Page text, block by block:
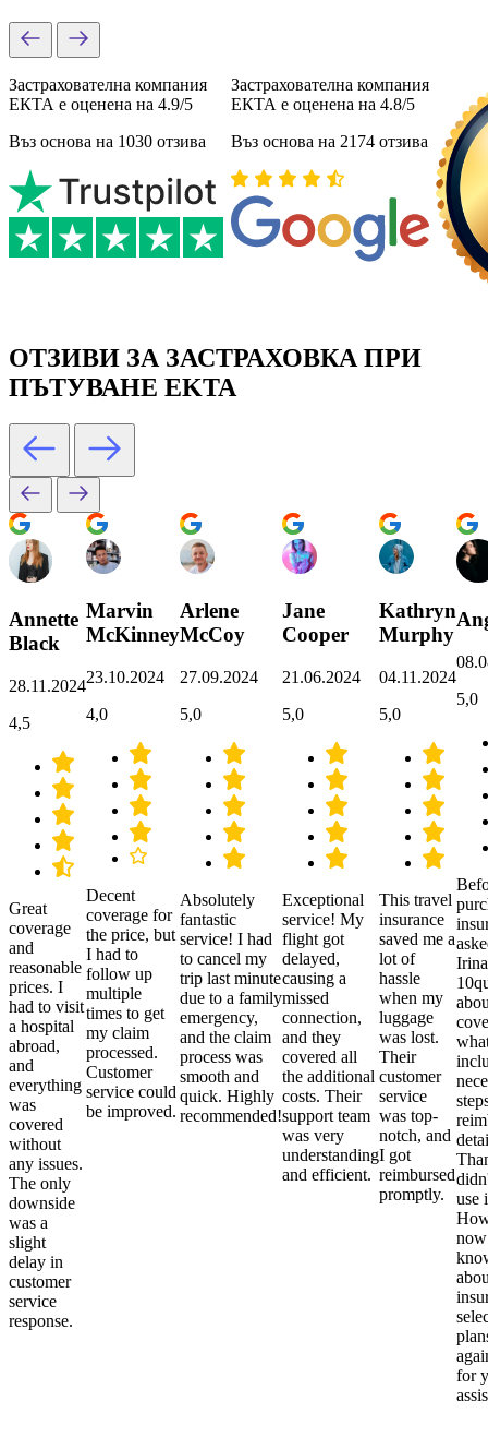
Застрахователна компания
ЕКТА е оценена на 4.9/5
Въз основа на 1030 отзива
Застрахователна компания
ЕКТА е оценена на 4.8/5
Въз основа на 2174 отзива
ОТЗИВИ ЗА ЗАСТРАХОВКА ПРИ
ПЪТУВАНЕ EKTA
Annette
Black
28.11.2024
4,5
Great
coverage
and
reasonable
prices. I
had to visit
a hospital
abroad,
and
everything
was
covered
without
any issues.
The only
downside
was a
slight
delay in
customer
service
response.
Marvin
McKinney
23.10.2024
4,0
Decent
coverage for
the price, but
I had to
follow up
multiple
times to get
my claim
processed.
Customer
service could
be improved.
Arlene
McCoy
27.09.2024
5,0
Absolutely
fantastic
service! I had
to cancel my
trip last minute
due to a family
emergency,
and the claim
process was
smooth and
quick. Highly
recommended!
Jane
Cooper
21.06.2024
5,0
Exceptional
service! My
flight got
delayed,
causing a
missed
connection,
and they
covered all
the additional
costs. Their
support team
was very
understanding
and efficient.
Kathryn
Murphy
04.11.2024
5,0
This travel
insurance
saved me a
lot of
hassle
when my
luggage
was lost.
Their
customer
service
was top-
notch, and
I got
reimbursed
promptly.
5,0
use
for